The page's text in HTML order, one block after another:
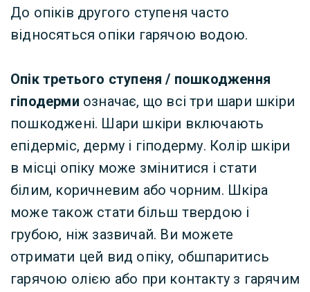
До опіків другого ступеня часто
відносяться опіки гарячою водою.
Опік третього ступеня / пошкодження
гіподерми означає, що всі три шари шкіри
пошкоджені. Шари шкіри включають
епідерміс, дерму і гіподерму. Колір шкіри
в місці опіку може змінитися і стати
білим, коричневим або чорним. Шкіра
може також стати більш твердою і
грубою, ніж зазвичай. Ви можете
отримати цей вид опіку, обшпаритись
гарячою олією або при контакту з гарячим